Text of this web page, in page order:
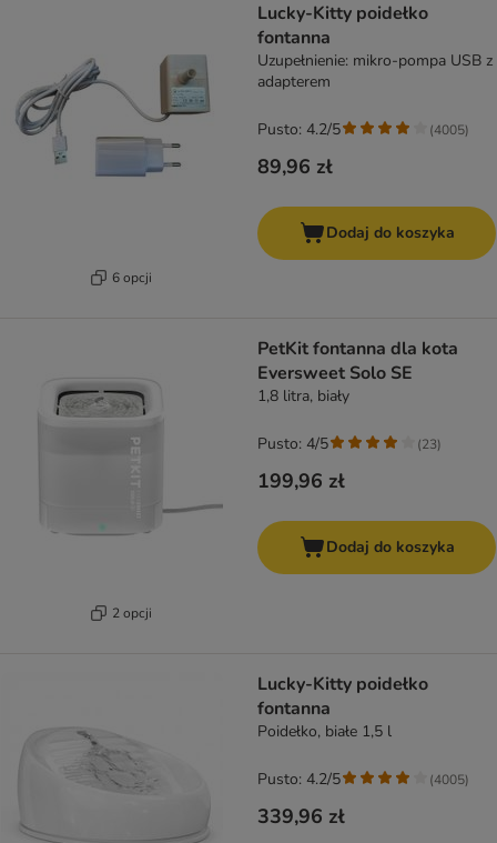
6 opcji
Lucky-Kitty poidełko
fontanna
Uzupełnienie: mikro-pompa USB z
adapterem
89,96 zł
Pusto: 4.2/5 (4005)
Dodaj do koszyka
2 opcji
PetKit fontanna dla kota
Eversweet Solo SE
1,8 litra, biały
199,96 zł
Pusto: 4/5 (23)
Dodaj do koszyka
Lucky-Kitty poidełko
fontanna
Poidełko, białe 1,5 l
339,96 zł
Pusto: 4.2/5 (4005)